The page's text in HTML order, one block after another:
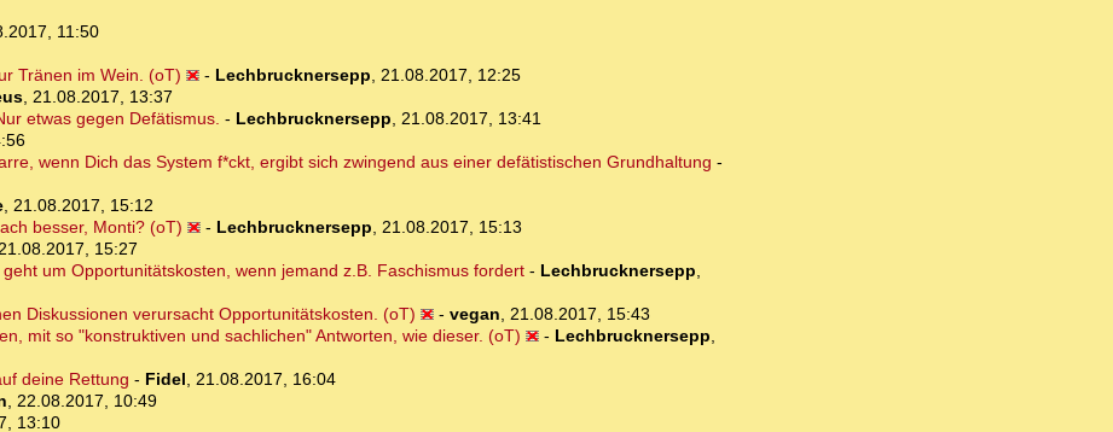
11:50
Tränen im Wein. (oT)
- Lechbrucknersepp, 21.08.2017, 12:25
, 21.08.2017, 13:37
etwas gegen Defätismus. - Lechbrucknersepp, 21.08.2017, 13:41
wenn Dich das System f*ckt, ergibt sich zwingend aus einer defätistischen Grundhaltung -
, 21.08.2017, 15:12
besser, Monti? (oT)
- Lechbrucknersepp, 21.08.2017, 15:13
15:27
um Opportunitätskosten, wenn jemand z.B. Faschismus fordert- Lechbrucknersepp,
Diskussionen verursacht Opportunitätskosten. (oT)
- vegan, 21.08.2017, 15:43
mit so "konstruktiven und sachlichen" Antworten, wie dieser. (oT)
- Lechbrucknersepp,
deine Rettung - Fidel, 21.08.2017, 16:04
, 22.08.2017, 10:49
13:10